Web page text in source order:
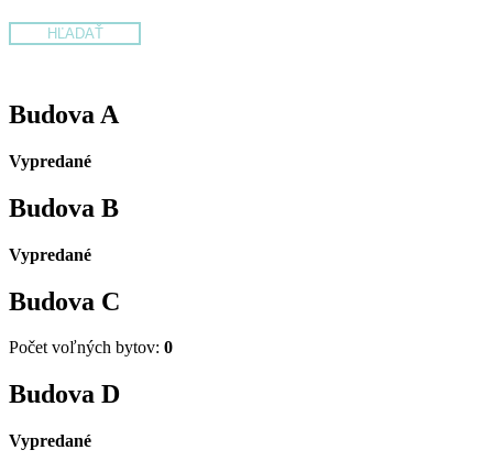
Budova A
Vypredané
Budova B
Vypredané
Budova C
Počet voľných bytov: 0
Budova D
Vypredané